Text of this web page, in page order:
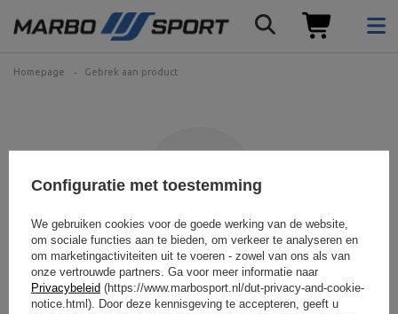
Homepage Gebrek aan product
Het product dat u zoekt is
niet gevonden.
Configuratie met toestemming
We gebruiken cookies voor de goede werking van de website,
om sociale functies aan te bieden, om verkeer te analyseren en
om marketingactiviteiten uit te voeren - zowel van ons als van
onze vertrouwde partners. Ga voor meer informatie naar
Privacybeleid (https://www.marbosport.nl/dut-privacy-and-cookie-
notice.html). Door deze kennisgeving te accepteren, geeft u